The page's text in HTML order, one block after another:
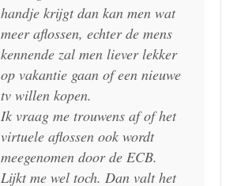
handje krijgt dan kan men wat
meer aflossen, echter de mens
kennende zal men liever lekker
op vakantie gaan of een nieuwe
tv willen kopen.
Ik vraag me trouwens af of het
virtuele aflossen ook wordt
meegenomen door de ECB.
Lijkt me wel toch. Dan valt het